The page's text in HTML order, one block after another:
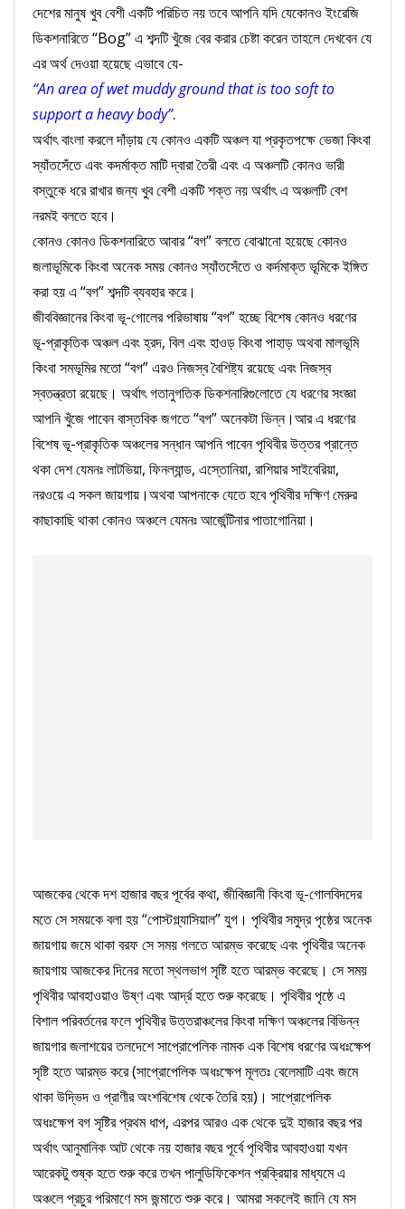
দেশের মানুষ খুব বেশী একটি পরিচিত নয় তবে আপনি যদি যেকোনও ইংরেজি
ডিকশনারিতে “Bog” এ শব্দটি খুঁজে বের করার চেষ্টা করেন তাহলে দেখবেন যে
এর অর্থ দেওয়া হয়েছে এভাবে যে-
“An area of wet muddy ground that is too soft to
support a heavy body”.
অর্থাৎ বাংলা করলে দাঁড়ায় যে কোনও একটি অঞ্চল যা প্রকৃতপক্ষে ভেজা কিংবা
স্যাঁতসেঁতে এবং কদর্মাক্ত মাটি দ্বারা তৈরী এবং এ অঞ্চলটি কোনও ভারী
বস্তুকে ধরে রাখার জন্য খুব বেশী একটি শক্ত নয় অর্থাৎ এ অঞ্চলটি বেশ
নরমই বলতে হবে।
কোনও কোনও ডিকশনারিতে আবার “বগ” বলতে বোঝানো হয়েছে কোনও
জলাভূমিকে কিংবা অনেক সময় কোনও স্যাঁতসেঁতে ও কর্দমাক্ত ভূমিকে ইঙ্গিত
করা হয় এ “বগ” শব্দটি ব্যবহার করে।
জীববিজ্ঞানের কিংবা ভূ-গোলের পরিভাষায় “বগ” হচ্ছে বিশেষ কোনও ধরণের
ভূ-প্রাকৃতিক অঞ্চল এবং হ্রদ, বিল এবং হাওড় কিংবা পাহাড় অথবা মালভূমি
কিংবা সমভূমির মতো “বগ” এরও নিজস্ব বৈশিষ্ট্য রয়েছে এবং নিজস্ব
স্বতন্ত্রতা রয়েছে। অর্থাৎ গতানুগতিক ডিকশনারিগুলোতে যে ধরণের সংজ্ঞা
আপনি খুঁজে পাবেন বাস্তবিক জগতে “বগ” অনেকটা ভিন্ন।আর এ ধরণের
বিশেষ ভূ-প্রাকৃতিক অঞ্চলের সন্ধান আপনি পাবেন পৃথিবীর উত্তর প্রান্তে
থকা দেশ যেমনঃ লাটভিয়া, ফিনল্যান্ড, এস্তোনিয়া, রাশিয়ার সাইবেরিয়া,
নরওয়ে এ সকল জায়গায়।অথবা আপনাকে যেতে হবে পৃথিবীর দক্ষিণ মেরুর
কাছাকাছি থাকা কোনও অঞ্চলে যেমনঃ আর্জেন্টিনার পাতাগোনিয়া।
আজকের থেকে দশ হাজার বছর পূর্বের কথা, জীবিজ্ঞানী কিংবা ভূ-গোলবিদদের
মতে সে সময়কে বলা হয় “পোস্টগ্ল্যাসিয়াল” যুগ। পৃথিবীর সমুদ্র পৃষ্ঠের অনেক
জায়গায় জমে থাকা বরফ সে সময় গলতে আরম্ভ করেছে এবং পৃথিবীর অনেক
জায়গায় আজকের দিনের মতো স্থলভাগ সৃষ্টি হতে আরম্ভ করেছে। সে সময়
পৃথিবীর আবহাওয়াও উষ্ণ এবং আর্দ্র হতে শুরু করেছে। পৃথিবীর পৃষ্ঠে এ
বিশাল পরিবর্তনের ফলে পৃথিবীর উত্তরাঞ্চলের কিংবা দক্ষিণ অঞ্চলের বিভিন্ন
জায়গার জলাশয়ের তলদেশে সাপ্রোপেলিক নামক এক বিশেষ ধরণের অধঃক্ষেপ
সৃষ্টি হতে আরম্ভ করে (সাপ্রোপেলিক অধঃক্ষেপ মূলতঃ বেলেমাটি এবং জমে
থাকা উদ্ভিদ ও প্রাণীর অংশবিশেষ থেকে তৈরি হয়)। সাপ্রোপেলিক
অধঃক্ষেপ বগ সৃষ্টির প্রথম ধাপ, এরপর আরও এক থেকে দুই হাজার বছর পর
অর্থাৎ আনুমানিক আট থেকে নয় হাজার বছর পূর্বে পৃথিবীর আবহাওয়া যখন
আরেকটু শুষ্ক হতে শুরু করে তখন পালুডিফিকেশন প্রক্রিয়ার মাধ্যমে এ
অঞ্চলে প্রচুর পরিমাণে মস জন্মাতে শুরু করে। আমরা সকলেই জানি যে মস